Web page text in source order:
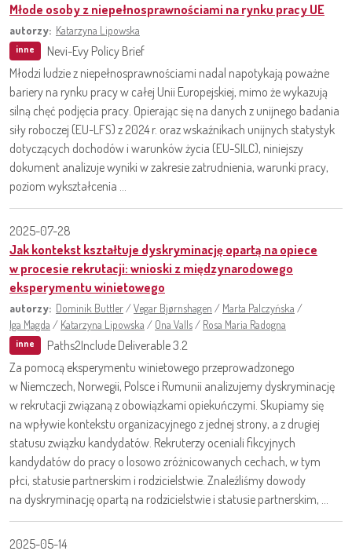
Młode osoby z niepełnosprawnościami na rynku pracy UE
autorzy: Katarzyna Lipowska
inne
Nevi-Evy Policy Brief
Młodzi ludzie z niepełnosprawnościami nadal napotykają poważne
bariery na rynku pracy w całej Unii Europejskiej, mimo że wykazują
silną chęć podjęcia pracy. Opierając się na danych z unijnego badania
siły roboczej (EU-LFS) z 2024 r. oraz wskaźnikach unijnych statystyk
dotyczących dochodów i warunków życia (EU-SILC), niniejszy
dokument analizuje wyniki w zakresie zatrudnienia, warunki pracy,
poziom wykształcenia ...
2025-07-28
Jak kontekst kształtuje dyskryminację opartą na opiece
w procesie rekrutacji: wnioski z międzynarodowego
eksperymentu winietowego
autorzy: Dominik Buttler /Vegar Bjørnshagen / Marta Palczyńska /
Iga Magda / Katarzyna Lipowska / Ona Valls / Rosa Maria Radogna
inne
Paths2Include Deliverable 3.2
Za pomocą eksperymentu winietowego przeprowadzonego
w Niemczech, Norwegii, Polsce i Rumunii analizujemy dyskryminację
w rekrutacji związaną z obowiązkami opiekuńczymi. Skupiamy się
na wpływie kontekstu organizacyjnego z jednej strony, a z drugiej
statusu związku kandydatów. Rekruterzy oceniali fikcyjnych
kandydatów do pracy o losowo zróżnicowanych cechach, w tym
płci, statusie partnerskim i rodzicielstwie. Znaleźliśmy dowody
na dyskryminację opartą na rodzicielstwie i statusie partnerskim, ...
2025-05-14